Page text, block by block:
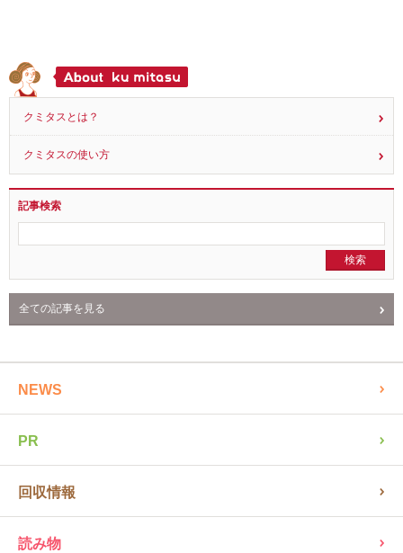
クミタスとは？
クミタスの使い方
記事検索
全ての記事を見る
NEWS
PR
回収情報
読み物